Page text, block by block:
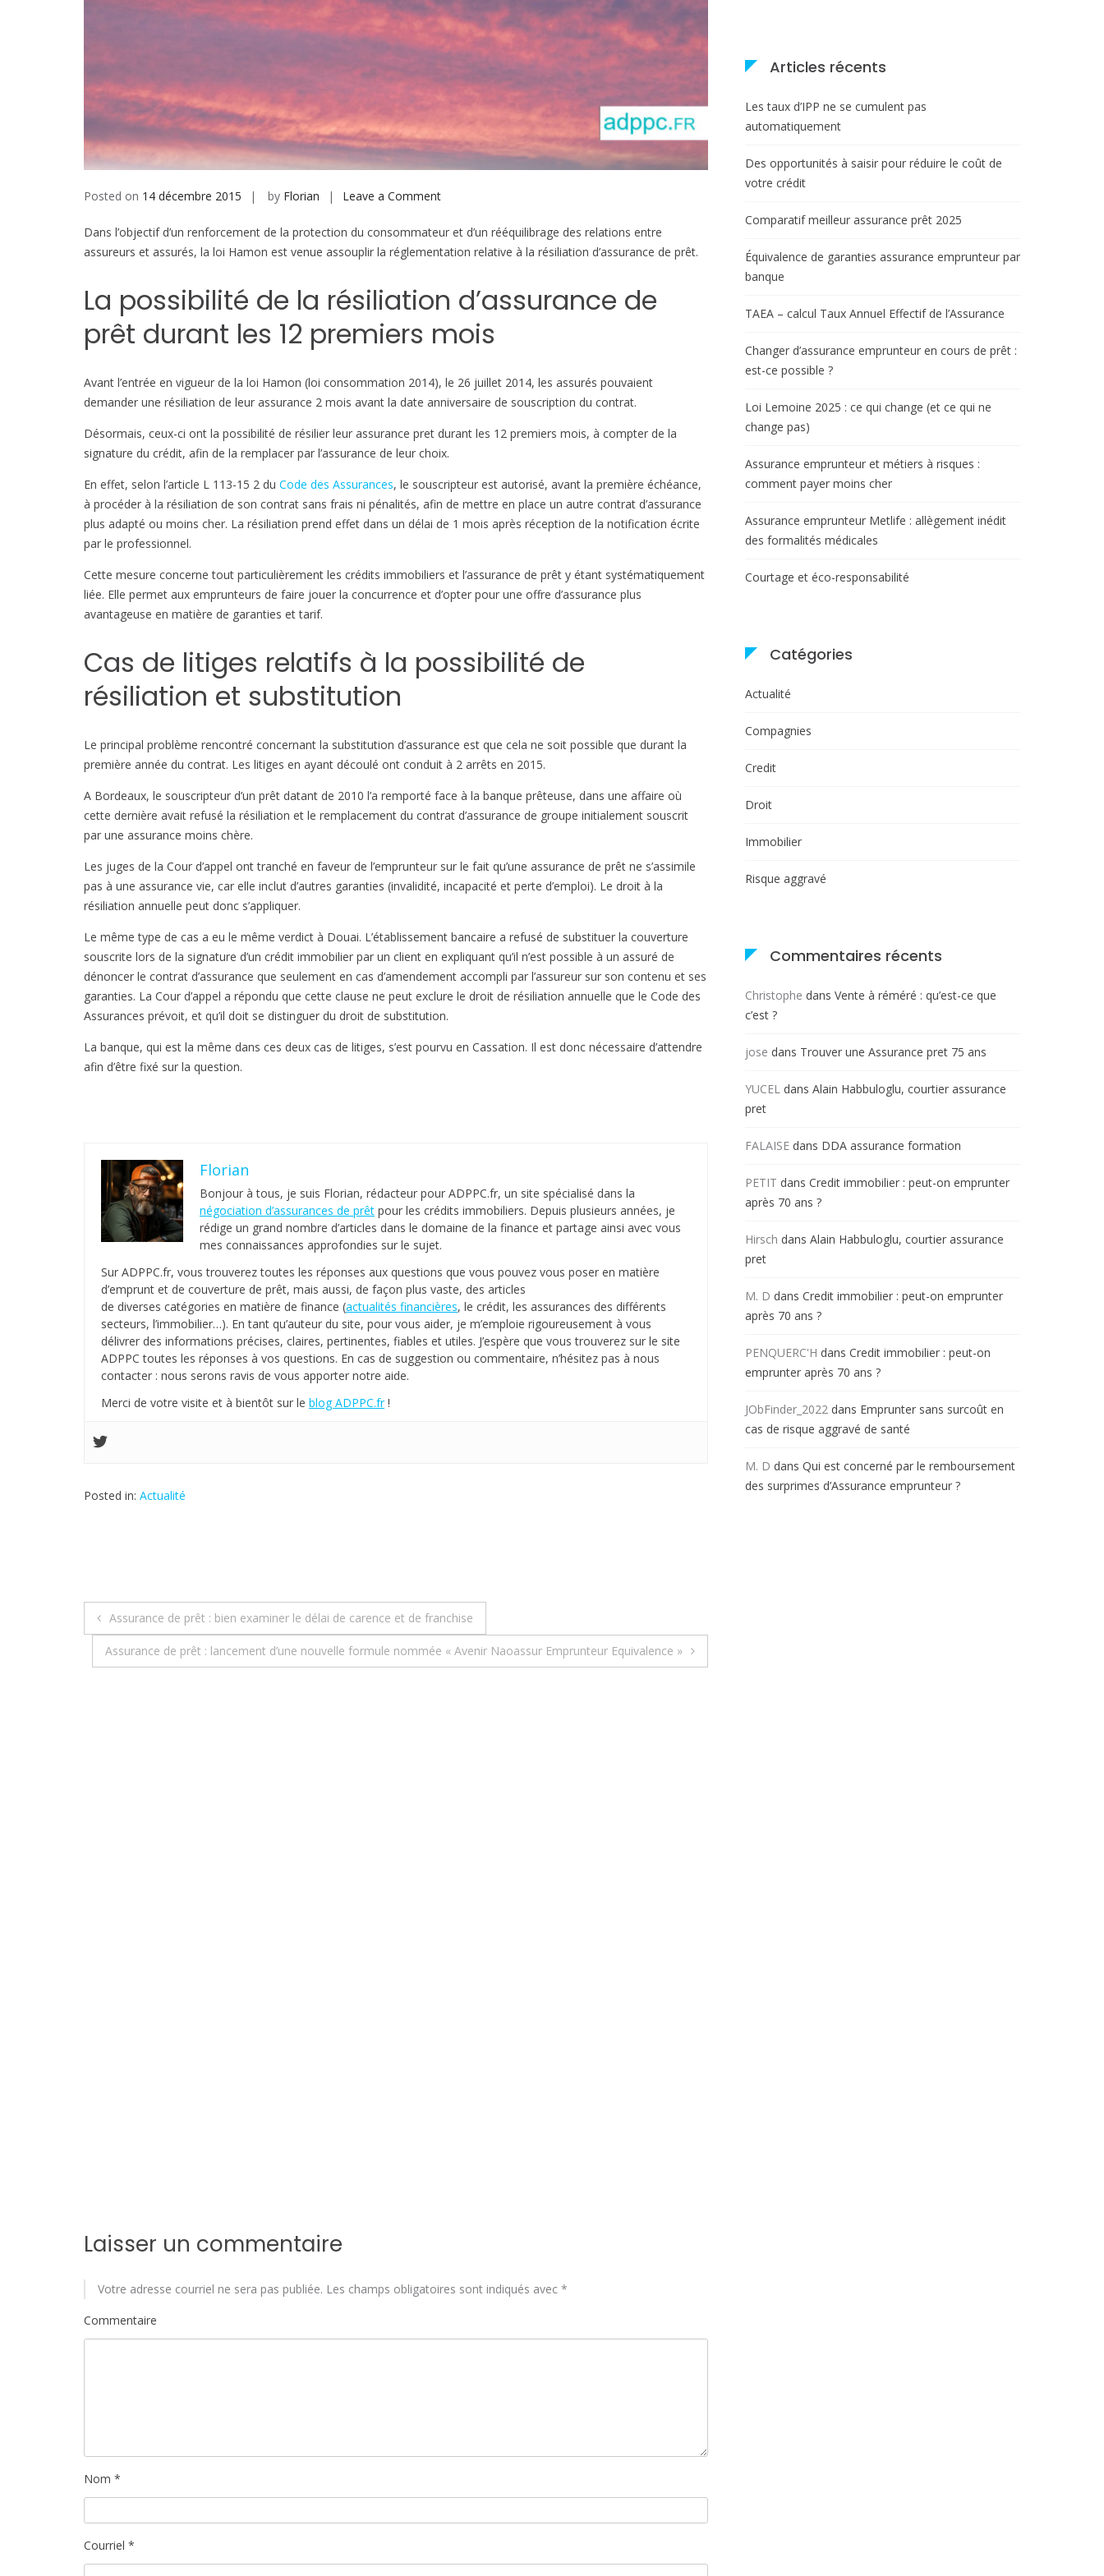
Posted on 14 décembre 2015 by Florian Leave a Comment
L
e
o
n
l
a
é
s
i
i
a
n
s
s
c
e
p
r
ê
t
Dans l’objectif d’un renforcement de la protection du consommateur et d’un rééquilibrage des relations entre
assureurs et assurés, la loi Hamon est venue assouplir la réglementation relative à la résiliation d’assurance de prêt.
La possibilité de la résiliation d’assurance de
prêt durant les 12 premiers mois
Avant l’entrée en vigueur de la loi Hamon (loi consommation 2014), le 26 juillet 2014, les assurés pouvaient
demander une résiliation de leur assurance 2 mois avant la date anniversaire de souscription du contrat.
Désormais, ceux-ci ont la possibilité de résilier leur assurance pret durant les 12 premiers mois, à compter de la
signature du crédit, afin de la remplacer par l’assurance de leur choix.
En effet, selon l’article L 113-15 2 du Code des Assurances, le souscripteur est autorisé, avant la première échéance,
à procéder à la résiliation de son contrat sans frais ni pénalités, afin de mettre en place un autre contrat d’assurance
plus adapté ou moins cher. La résiliation prend effet dans un délai de 1 mois après réception de la notification écrite
par le professionnel.
Cette mesure concerne tout particulièrement les crédits immobiliers et l’assurance de prêt y étant systématiquement
liée. Elle permet aux emprunteurs de faire jouer la concurrence et d’opter pour une offre d’assurance plus
avantageuse en matière de garanties et tarif.
Cas de litiges relatifs à la possibilité de
résiliation et substitution
Le principal problème rencontré concernant la substitution d’assurance est que cela ne soit possible que durant la
première année du contrat. Les litiges en ayant découlé ont conduit à 2 arrêts en 2015.
A Bordeaux, le souscripteur d’un prêt datant de 2010 l’a remporté face à la banque prêteuse, dans une affaire où
cette dernière avait refusé la résiliation et le remplacement du contrat d’assurance de groupe initialement souscrit
par une assurance moins chère.
Les juges de la Cour d’appel ont tranché en faveur de l’emprunteur sur le fait qu’une assurance de prêt ne s’assimile
pas à une assurance vie, car elle inclut d’autres garanties (invalidité, incapacité et perte d’emploi). Le droit à la
résiliation annuelle peut donc s’appliquer.
Le même type de cas a eu le même verdict à Douai. L’établissement bancaire a refusé de substituer la couverture
souscrite lors de la signature d’un crédit immobilier par un client en expliquant qu’il n’est possible à un assuré de
dénoncer le contrat d’assurance que seulement en cas d’amendement accompli par l’assureur sur son contenu et ses
garanties. La Cour d’appel a répondu que cette clause ne peut exclure le droit de résiliation annuelle que le Code des
Assurances prévoit, et qu’il doit se distinguer du droit de substitution.
La banque, qui est la même dans ces deux cas de litiges, s’est pourvu en Cassation. Il est donc nécessaire d’attendre
afin d’être fixé sur la question.
Florian
Bonjour à tous, je suis Florian, rédacteur pour ADPPC.fr, un site spécialisé dans la
négociation d’assurances de prêt pour les crédits immobiliers. Depuis plusieurs années, je
rédige un grand nombre d’articles dans le domaine de la finance et partage ainsi avec vous
mes connaissances approfondies sur le sujet.
Sur ADPPC.fr, vous trouverez toutes les réponses aux questions que vous pouvez vous poser en matière
d’emprunt et de couverture de prêt, mais aussi, de façon plus vaste, des articles
de diverses catégories en matière de finance (actualités financières, le crédit, les assurances des différents
secteurs, l’immobilier…). En tant qu’auteur du site, pour vous aider, je m’emploie rigoureusement à vous
délivrer des informations précises, claires, pertinentes, fiables et utiles. J’espère que vous trouverez sur le site
ADPPC toutes les réponses à vos questions. En cas de suggestion ou commentaire, n’hésitez pas à nous
contacter : nous serons ravis de vous apporter notre aide.
Merci de votre visite et à bientôt sur le blog ADPPC.fr!
Posted in: Actualité
N
a
c
l
e
Assurance de prêt : bien examiner le délai de carence et de franchise
Assurance de prêt : lancement d’une nouvelle formule nommée « Avenir Naoassur Emprunteur Equivalence »
Laisser un commentaire
Votre adresse courriel ne sera pas publiée. Les champs obligatoires sont indiqués avec *
Commentaire
Nom *
Courriel *
Articles récents
Les taux d’IPP ne se cumulent pas
automatiquement
Des opportunités à saisir pour réduire le coût de
votre crédit
Comparatif meilleur assurance prêt 2025
Équivalence de garanties assurance emprunteur par
banque
TAEA – calcul Taux Annuel Effectif de l’Assurance
Changer d’assurance emprunteur en cours de prêt :
est-ce possible ?
Loi Lemoine 2025 : ce qui change (et ce qui ne
change pas)
Assurance emprunteur et métiers à risques :
comment payer moins cher
Assurance emprunteur Metlife : allègement inédit
des formalités médicales
Courtage et éco-responsabilité
Catégories
Actualité
Compagnies
Credit
Droit
Immobilier
Risque aggravé
Commentaires récents
Christophe dans Vente à réméré : qu’est-ce que
c’est ?
jose dans Trouver une Assurance pret 75 ans
YUCEL dans Alain Habbuloglu, courtier assurance
pret
FALAISE dans DDA assurance formation
PETIT dans Credit immobilier : peut-on emprunter
après 70 ans ?
Hirsch dans Alain Habbuloglu, courtier assurance
pret
M. D dans Credit immobilier : peut-on emprunter
après 70 ans ?
PENQUERC'H dans Credit immobilier : peut-on
emprunter après 70 ans ?
JObFinder_2022 dans Emprunter sans surcoût en
cas de risque aggravé de santé
M. D dans Qui est concerné par le remboursement
des surprimes d’Assurance emprunteur ?